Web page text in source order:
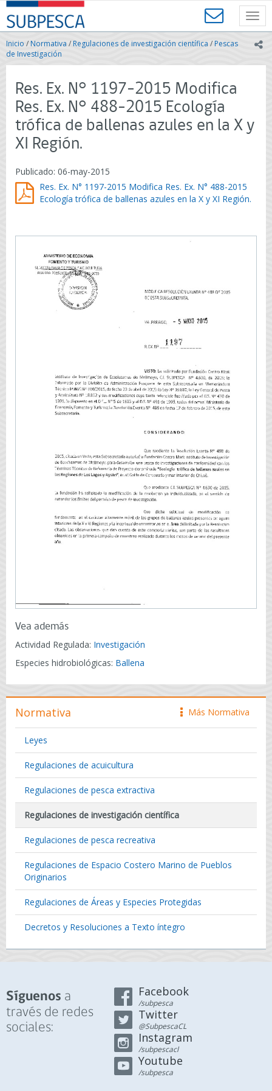
Contenido
principal
SUBPESCA
-
Subsecretaría
de
Pesca
Acuicultura
Gobierno
de
Chile
Inicio /Normativa / Regulaciones de investigación científica /Pescas
de Investigación
Res. Ex. N° 1197-2015 Modifica
Res. Ex. N° 488-2015 Ecología
trófica de ballenas azules en la X y
XI Región.
Publicado: 06-may-2015
Res. Ex. N° 1197-2015 Modifica Res. Ex. N° 488-2015
Ecología trófica de ballenas azules en la X y XI Región.
Vea además
Actividad Regulada: Investigación
Especies hidrobiológicas: Ballena
icono
Más Normativa
Normativa
Leyes
Regulaciones de acuicultura
Regulaciones de pesca extractiva
Regulaciones de investigación científica
Regulaciones de pesca recreativa
Regulaciones de Espacio Costero Marino de Pueblos
Originarios
Regulaciones de Áreas y Especies Protegidas
Decretos y Resoluciones a Texto íntegro
Síguenos a
través de redes
sociales:
Facebook
/subpesca
Twitter
@SubpescaCL
Instagram
/subpescacl
Youtube
/subpesca